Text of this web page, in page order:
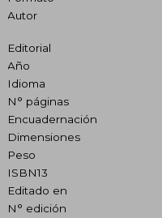
Autor
Editorial
Año
Idioma
N° páginas
Encuadernación
Dimensiones
Peso
ISBN13
Editado en
N° edición